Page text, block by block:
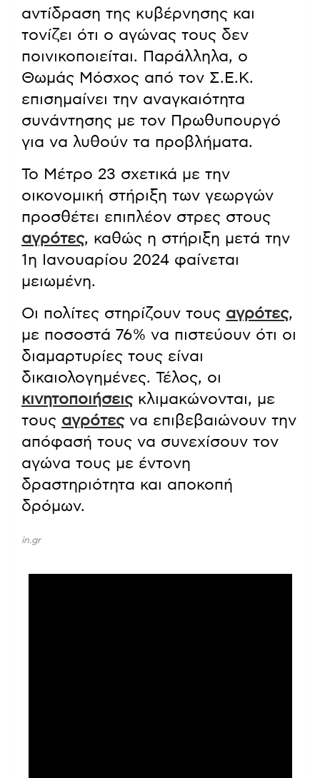
αντίδραση της κυβέρνησης και
τονίζει ότι ο αγώνας τους δεν
ποινικοποιείται. Παράλληλα, ο
Θωμάς Μόσχος από τον Σ.Ε.Κ.
επισημαίνει την αναγκαιότητα
συνάντησης με τον Πρωθυπουργό
για να λυθούν τα προβλήματα.
Το Μέτρο 23 σχετικά με την
οικονομική στήριξη των γεωργών
προσθέτει επιπλέον στρες στους
αγρότες, καθώς η στήριξη μετά την
1η Ιανουαρίου 2024 φαίνεται
μειωμένη.
Οι πολίτες στηρίζουν τους αγρότες,
με ποσοστά 76% να πιστεύουν ότι οι
διαμαρτυρίες τους είναι
δικαιολογημένες. Τέλος, οι
κινητοποιήσειςκλιμακώνονται, με
τους αγρότεςνα επιβεβαιώνουν την
απόφασή τους να συνεχίσουν τον
αγώνα τους με έντονη
δραστηριότητα και αποκοπή
δρόμων.
in.gr